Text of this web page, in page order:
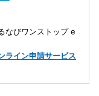
なびワンストップ e
ライン申請サービス